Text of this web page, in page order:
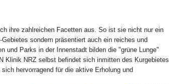
ihre zahlreichen Facetten aus. So ist sie nicht nur ein
sondern präsentiert auch ein reiches und
und Parks in der Innenstadt bilden die "grüne Lunge"
Klinik NRZ selbst befindet sich inmitten des Kurgebietes
hervorragend für die aktive Erholung und